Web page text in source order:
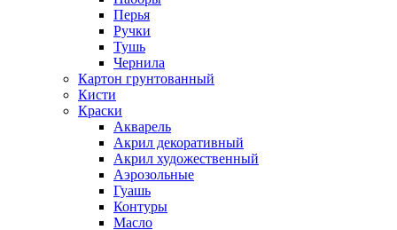
Перья
Ручки
Тушь
Чернила
Картон грунтованный
Кисти
Краски
Акварель
Акрил декоративный
Акрил художественный
Аэрозольные
Гуашь
Контуры
Масло